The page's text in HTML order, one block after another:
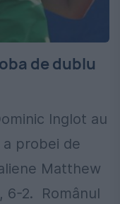
de dublu
Inglot au
probei de
Matthew
6-2. Românul